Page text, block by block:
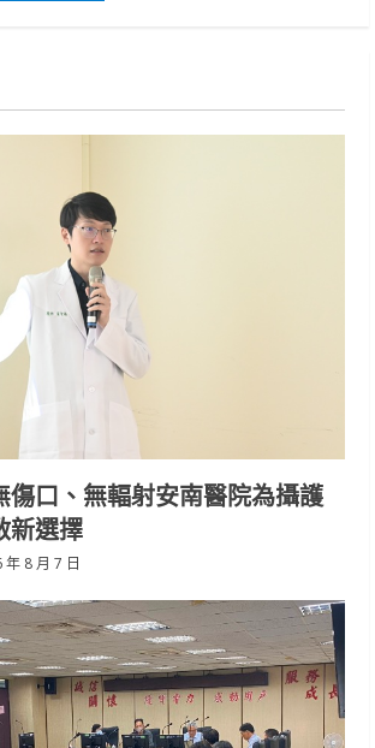
傷口、無輻射安南醫院為攝護
新選擇
年 8 月 7 日